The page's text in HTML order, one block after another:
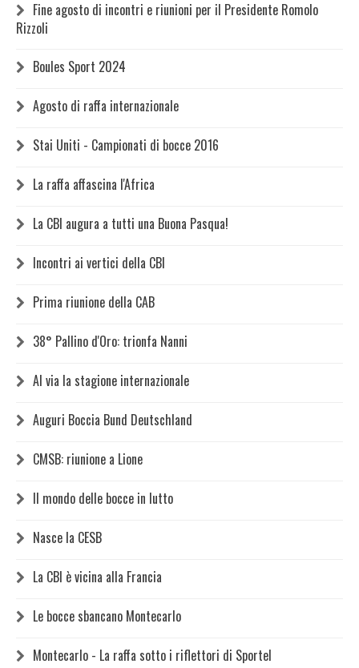
Fine agosto di incontri e riunioni per il Presidente Romolo
Rizzoli
Boules Sport 2024
Agosto di raffa internazionale
Stai Uniti - Campionati di bocce 2016
La raffa affascina l'Africa
La CBI augura a tutti una Buona Pasqua!
Incontri ai vertici della CBI
Prima riunione della CAB
38° Pallino d'Oro: trionfa Nanni
Al via la stagione internazionale
Auguri Boccia Bund Deutschland
CMSB: riunione a Lione
Il mondo delle bocce in lutto
Nasce la CESB
La CBI è vicina alla Francia
Le bocce sbancano Montecarlo
Montecarlo - La raffa sotto i riflettori di Sportel